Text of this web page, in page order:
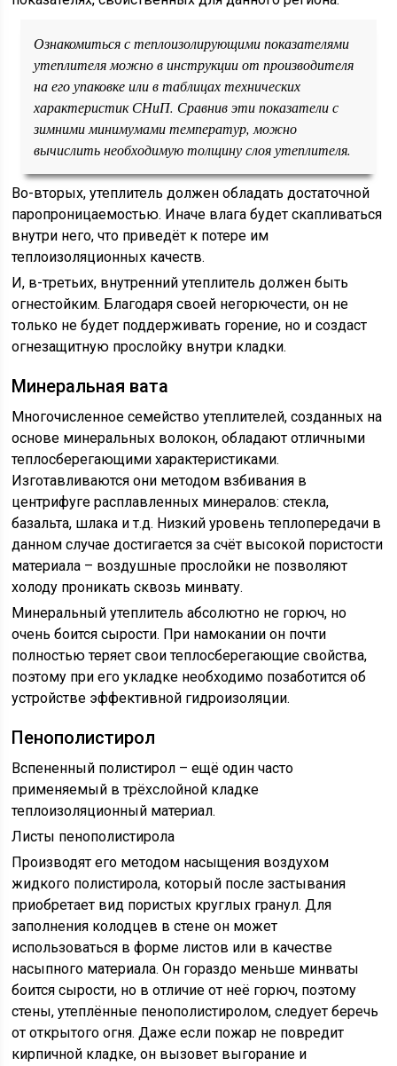
Ознакомиться с теплоизолирующими показателями
утеплителя можно в инструкции от производителя
на его упаковке или в таблицах технических
характеристик СНиП. Сравнив эти показатели с
зимними минимумами температур, можно
вычислить необходимую толщину слоя утеплителя.
Во-вторых, утеплитель должен обладать достаточной
паропроницаемостью. Иначе влага будет скапливаться
внутри него, что приведёт к потере им
теплоизоляционных качеств.
И, в-третьих, внутренний утеплитель должен быть
огнестойким. Благодаря своей негорючести, он не
только не будет поддерживать горение, но и создаст
огнезащитную прослойку внутри кладки.
Минеральная вата
Многочисленное семейство утеплителей, созданных на
основе минеральных волокон, обладают отличными
теплосберегающими характеристиками.
Изготавливаются они методом взбивания в
центрифуге расплавленных минералов: стекла,
базальта, шлака и т.д. Низкий уровень теплопередачи в
данном случае достигается за счёт высокой пористости
материала – воздушные прослойки не позволяют
холоду проникать сквозь минвату.
Минеральный утеплитель абсолютно не горюч, но
очень боится сырости. При намокании он почти
полностью теряет свои теплосберегающие свойства,
поэтому при его укладке необходимо позаботится об
устройстве эффективной гидроизоляции.
Пенополистирол
Вспененный полистирол – ещё один часто
применяемый в трёхслойной кладке
теплоизоляционный материал.
Листы пенополистирола
Производят его методом насыщения воздухом
жидкого полистирола, который после застывания
приобретает вид пористых круглых гранул. Для
заполнения колодцев в стене он может
использоваться в форме листов или в качестве
насыпного материала. Он гораздо меньше минваты
боится сырости, но в отличие от неё горюч, поэтому
стены, утеплённые пенополистиролом, следует беречь
от открытого огня. Даже если пожар не повредит
кирпичной кладке, он вызовет выгорание и